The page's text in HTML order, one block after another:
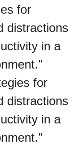
for
distractions
in a
for
distractions
in a